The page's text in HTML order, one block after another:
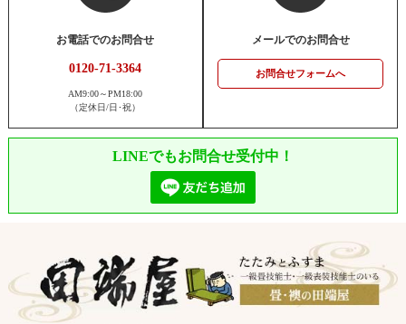
お電話でのお問合せ
0120-71-3364
AM9:00～PM18:00
（定休日/日･祝）
メールでのお問合せ
お問合せフォームへ
LINEでもお問合せ受付中！